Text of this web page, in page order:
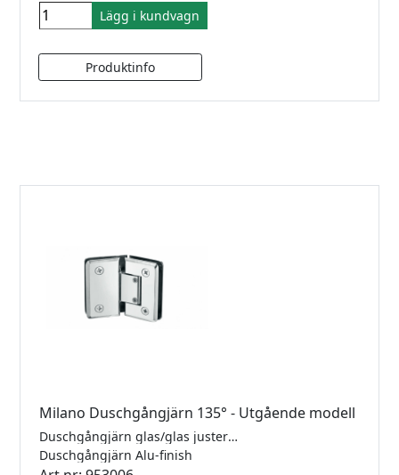
Lägg i kundvagn
Milano Duschgångjärn 135° - Utgående modell
Duschgångjärn glas/glas justerbara med rundad och fasad kant. Mässing gångjärn till 6-12mm´s glas. självstängande från 15°. Justerbar vinkel. Max 40kg/par.
Duschgångjärn Alu-finish